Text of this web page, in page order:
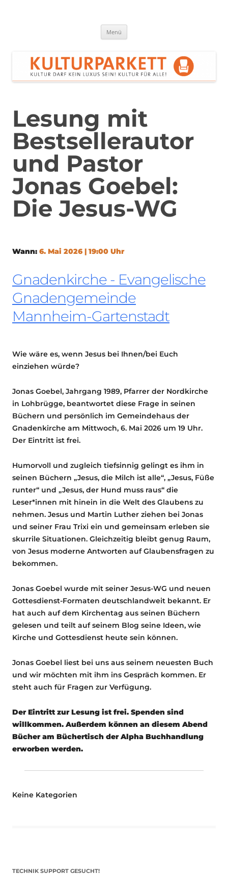
Menü
Lesung mit
Bestsellerautor
und Pastor
Jonas Goebel:
Die Jesus-WG
Wann: 6. Mai 2026 | 19:00 Uhr
Gnadenkirche - Evangelische
Gnadengemeinde
Mannheim-Gartenstadt
Wie wäre es, wenn Jesus bei Ihnen/bei Euch
einziehen würde?
Jonas Goebel, Jahrgang 1989, Pfarrer der Nordkirche
in Lohbrügge, beantwortet diese Frage in seinen
Büchern und persönlich im Gemeindehaus der
Gnadenkirche am Mittwoch, 6. Mai 2026 um 19 Uhr.
Der Eintritt ist frei.
Humorvoll und zugleich tiefsinnig gelingt es ihm in
seinen Büchern „Jesus, die Milch ist alle“, „Jesus, Füße
runter“ und „Jesus, der Hund muss raus“ die
Leser*innen mit hinein in die Welt des Glaubens zu
nehmen. Jesus und Martin Luther ziehen bei Jonas
und seiner Frau Trixi ein und gemeinsam erleben sie
skurrile Situationen. Gleichzeitig bleibt genug Raum,
von Jesus moderne Antworten auf Glaubensfragen zu
bekommen.
Jonas Goebel wurde mit seiner Jesus-WG und neuen
Gottesdienst-Formaten deutschlandweit bekannt. Er
hat auch auf dem Kirchentag aus seinen Büchern
gelesen und teilt auf seinem Blog seine Ideen, wie
Kirche und Gottesdienst heute sein können.
Jonas Goebel liest bei uns aus seinem neuesten Buch
und wir möchten mit ihm ins Gespräch kommen. Er
steht auch für Fragen zur Verfügung.
Der Eintritt zur Lesung ist frei. Spenden sind
willkommen. Außerdem können an diesem Abend
Bücher am Büchertisch der Alpha Buchhandlung
erworben werden.
Keine Kategorien
TECHNIK SUPPORT GESUCHT!